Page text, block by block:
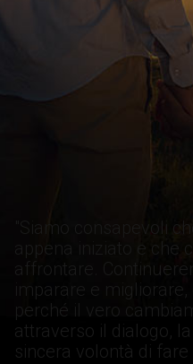
"Siamo consapevoli
appena iniziato e che
affrontare.
imparare e
perché il vero
attraverso il dialogo,
sincera volontà di